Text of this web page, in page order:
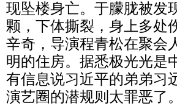
现坠楼身亡。于朦胧被发
颗，下体撕裂，身上多处
辛奇，导演程青松在聚会
明的住房。据悉极光光是
有信息说习近平的弟弟习
演艺圈的潜规则太罪恶了